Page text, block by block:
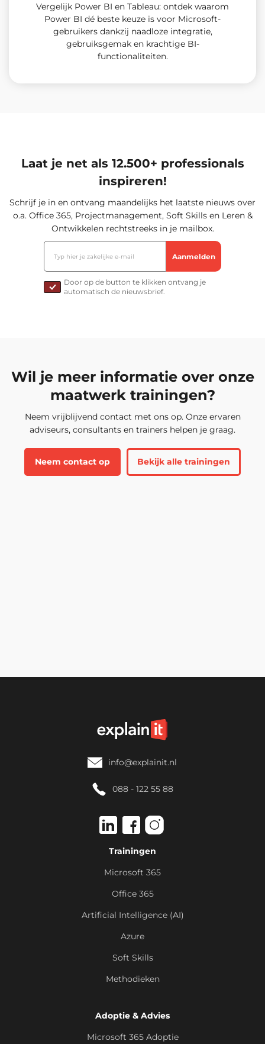
Vergelijk Power BI en Tableau: ontdek waarom
Power BI dé beste keuze is voor Microsoft-
gebruikers dankzij naadloze integratie,
gebruiksgemak en krachtige BI-
functionaliteiten.
Laat je net als 12.500+ professionals
inspireren!
Schrijf je in en ontvang maandelijks het laatste nieuws over
o.a. Office 365, Projectmanagement, Soft Skills en Leren &
Ontwikkelen rechtstreeks in je mailbox.
Door op de button te klikken ontvang je
automatisch de nieuwsbrief.
Wil je meer informatie over onze
maatwerk trainingen?
Neem vrijblijvend contact met ons op. Onze ervaren
adviseurs, consultants en trainers helpen je graag.
Neem contact op Bekijk alle trainingen
info@explainit.nl
088 - 122 55 88
Trainingen
Microsoft 365
Office 365
Artificial Intelligence (AI)
Azure
Soft Skills
Methodieken
Adoptie & Advies
Microsoft 365 Adoptie